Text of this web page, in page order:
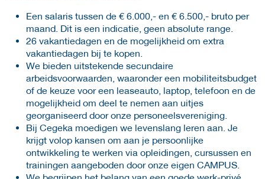
Een salaris tussen de € 6.000,- en € 6.500,- bruto per
maand. Dit is een indicatie, geen absolute range.
26 vakantiedagen en de mogelijkheid om extra
vakantiedagen bij te kopen.
We bieden uitstekende secundaire
arbeidsvoorwaarden, waaronder een mobiliteitsbudget
of de keuze voor een leaseauto, laptop, telefoon en de
mogelijkheid om deel te nemen aan uitjes
georganiseerd door onze personeelsvereniging.
Bij Cegeka moedigen we levenslang leren aan. Je
krijgt volop kansen om aan je persoonlijke
ontwikkeling te werken via opleidingen, cursussen en
trainingen aangeboden door onze eigen CAMPUS.